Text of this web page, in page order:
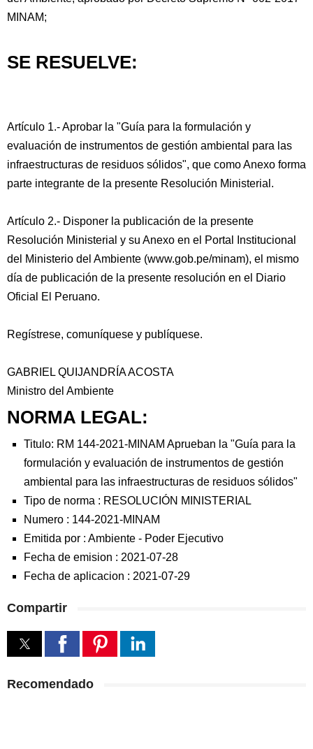
MINAM;
SE RESUELVE:
Artículo 1.- Aprobar la "Guía para la formulación y
evaluación de instrumentos de gestión ambiental para las
infraestructuras de residuos sólidos", que como Anexo forma
parte integrante de la presente Resolución Ministerial.
Artículo 2.- Disponer la publicación de la presente
Resolución Ministerial y su Anexo en el Portal Institucional
del Ministerio del Ambiente (www.gob.pe/minam), el mismo
día de publicación de la presente resolución en el Diario
Oficial El Peruano.
Regístrese, comuníquese y publíquese.
GABRIEL QUIJANDRÍA ACOSTA
Ministro del Ambiente
NORMA LEGAL:
Titulo: RM 144-2021-MINAM Aprueban la "Guía para la
formulación y evaluación de instrumentos de gestión
ambiental para las infraestructuras de residuos sólidos"
Tipo de norma : RESOLUCIÓN MINISTERIAL
Numero : 144-2021-MINAM
Emitida por : Ambiente - Poder Ejecutivo
Fecha de emision : 2021-07-28
Fecha de aplicacion : 2021-07-29
Compartir
Recomendado